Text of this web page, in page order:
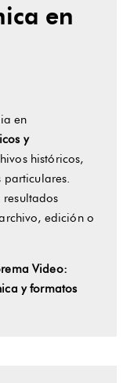
en
en
y
históricos,
particulares.
edición o
Video:
y formatos